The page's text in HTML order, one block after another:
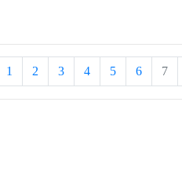
1 2 3 4 5 6 7